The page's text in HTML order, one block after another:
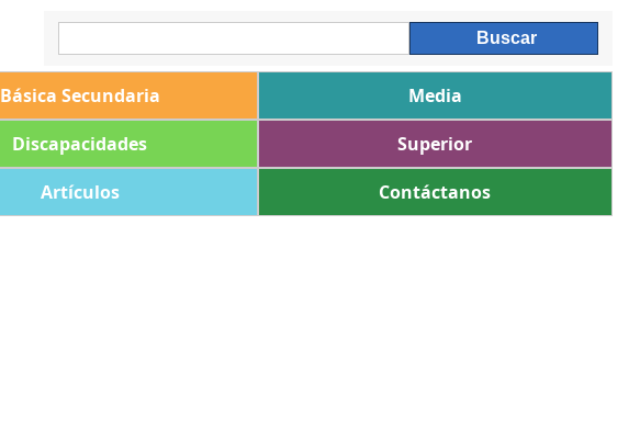
Básica Secundaria
Media
Discapacidades
Superior
Artículos Contáctanos